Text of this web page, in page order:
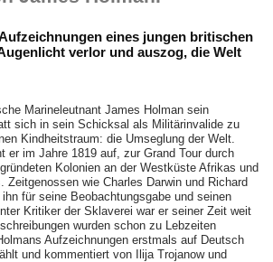
eines jungen britischen
verlor und auszog, die Welt
Marineleutnant James Holman sein
sich in sein Schicksal als Militärinvalide zu
Kindheitstraum: die Umseglung der Welt.
er im Jahre 1819 auf, zur Grand Tour durch
Kolonien an der Westküste Afrikas und
Zeitgenossen wie Charles Darwin und Richard
für seine Beobachtungsgabe und seinen
Kritiker der Sklaverei war er seiner Zeit weit
wurden schon zu Lebzeiten
Aufzeichnungen erstmals auf Deutsch
und kommentiert von Ilija Trojanow und